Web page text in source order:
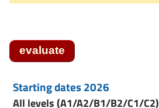
evaluate
Starting dates 2026
All levels (A1/A2/B1/B2/C1/C2)